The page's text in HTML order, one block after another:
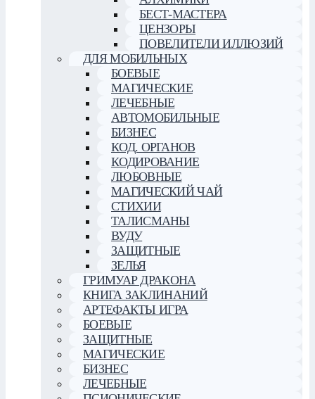
БЕСТ-МАСТЕРА
ЦЕНЗОРЫ
ПОВЕЛИТЕЛИ ИЛЛЮЗИЙ
ДЛЯ МОБИЛЬНЫХ
БОЕВЫЕ
МАГИЧЕСКИЕ
ЛЕЧЕБНЫЕ
АВТОМОБИЛЬНЫЕ
БИЗНЕС
КОД. ОРГАНОВ
КОДИРОВАНИЕ
ЛЮБОВНЫЕ
МАГИЧЕСКИЙ ЧАЙ
СТИХИИ
ТАЛИСМАНЫ
ВУДУ
ЗАЩИТНЫЕ
ЗЕЛЬЯ
ГРИМУАР ДРАКОНА
КНИГА ЗАКЛИНАНИЙ
АРТЕФАКТЫ ИГРА
БОЕВЫЕ
ЗАЩИТНЫЕ
МАГИЧЕСКИЕ
БИЗНЕС
ЛЕЧЕБНЫЕ